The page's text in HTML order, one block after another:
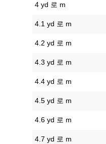
4 yd 로 m
4.1 yd 로 m
4.2 yd 로 m
4.3 yd 로 m
4.4 yd 로 m
4.5 yd 로 m
4.6 yd 로 m
4.7 yd 로 m